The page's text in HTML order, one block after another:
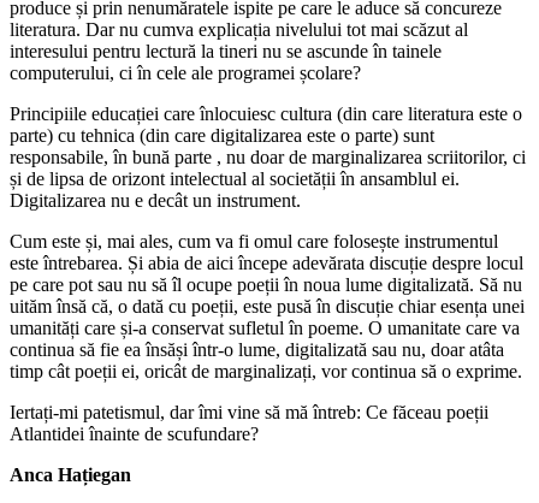
produce și prin nenumăratele ispite pe care le aduce să concureze
literatura. Dar nu cumva explicația nivelului tot mai scăzut al
interesului pentru lectură la tineri nu se ascunde în tainele
computerului, ci în cele ale programei școlare?
Principiile educației care înlocuiesc cultura (din care literatura este o
parte) cu tehnica (din care digitalizarea este o parte) sunt
responsabile, în bună parte , nu doar de marginalizarea scriitorilor, ci
și de lipsa de orizont intelectual al societății în ansamblul ei.
Digitalizarea nu e decât un instrument.
Cum este și, mai ales, cum va fi omul care folosește instrumentul
este întrebarea. Și abia de aici începe adevărata discuție despre locul
pe care pot sau nu să îl ocupe poeții în noua lume digitalizată. Să nu
uităm însă că, o dată cu poeții, este pusă în discuție chiar esența unei
umanități care și-a conservat sufletul în poeme. O umanitate care va
continua să fie ea însăși într-o lume, digitalizată sau nu, doar atâta
timp cât poeții ei, oricât de marginalizați, vor continua să o exprime.
Iertați-mi patetismul, dar îmi vine să mă întreb: Ce făceau poeții
Atlantidei înainte de scufundare?
Anca Hațiegan